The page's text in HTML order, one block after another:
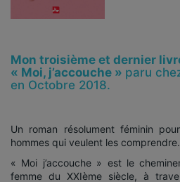
Mon troisième et dernier
« Moi, j’accouche » paru
en Octobre 2018.
Un roman résolument féminin
hommes qui veulent les comprendre.
« Moi j’accouche » est le
femme du XXIème siècle, à